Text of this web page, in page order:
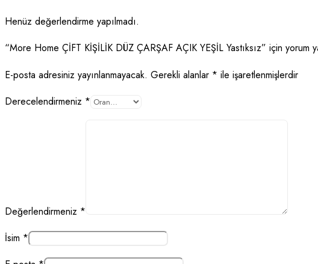
Henüz değerlendirme yapılmadı.
“More Home ÇİFT KİŞİLİK DÜZ ÇARŞAF AÇIK YEŞİL Yastıksız” için yorum
E-posta adresiniz yayınlanmayacak. Gerekli alanlar * ile işaretlenmişlerdir
Derecelendirmeniz *
Değerlendirmeniz *
İsim *